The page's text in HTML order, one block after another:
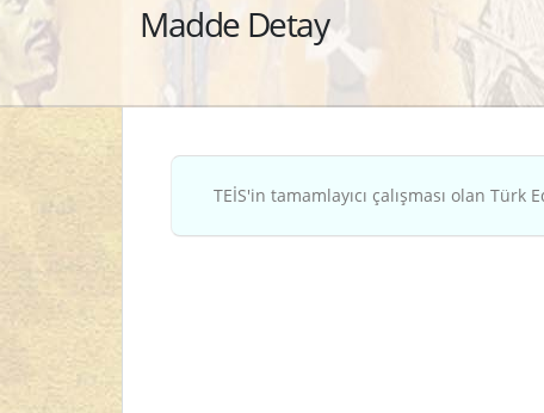
Madde Detay
TEİS'in tamamlayıcı çalışması olan Türk